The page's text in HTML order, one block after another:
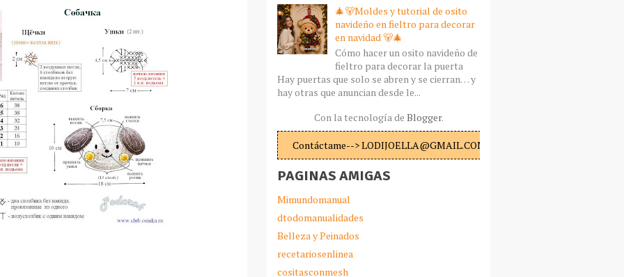
🎄🐻Moldes y tutorial de osito
navideño en fieltro para decorar
en navidad 🐻🎄
Cómo hacer un osito navideño de
fieltro para decorar la puerta
Hay puertas que solo se abren y se cierran… y
hay otras que anuncian desde le...
Con la tecnología de Blogger.
Contáctame--> LODIJOELLA@GMAIL.COM
PAGINAS AMIGAS
Mimundomanual
dtodomanualidades
Belleza y Peinados
recetariosenlinea
cositasconmesh